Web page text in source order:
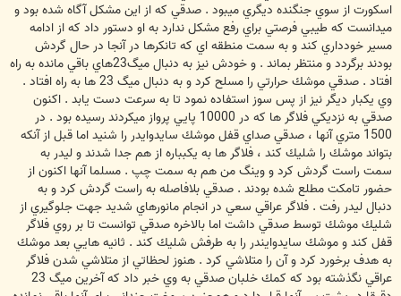
اسكورت از سوي جنگنده ديگري ميبود . صدقي كه از اين مشكل آگاه شده بود و
ميدانست كه طيبي فرصتي براي رفع مشكل ندارد به او دستور داد كه از ادامه
مسير خودداري كند و به سمت منطقه اي كه تانكرها در آنجا در حال گردش
بودند برگردد و منتظر بماند . و خودش نيز به دنبال ميگ23هاي باقي مانده به راه
افتاد . صدقي موشك حرارتي را مسلح كرد و به دنبال ميگ 23 ها به راه افتاد .
وي يكبار ديگر نيز از پس سوز استفاده نمود تا به سرعت دست يابد . اكنون
صدقي به نزديكي فلاگر ها كه در 10000 پايي پرواز ميكردند رسيده بود . در
1500 متري آنها ، صدقي صداي قفل موشك سايدوايدر را شنيد اما قبل از آنكه
بتواند موشك را شليك كند ، فلاگر ها به يكبباره از هم جدا شدند و ليدر به
سمت راست گردش كرد و وينگ من هم به سمت چپ . مسلما آنها اكنون از
حضور تامكت مطلع شده بودند . صدقي بلافاصله به راست گردش كرد و به
دنبال ليدر رفت . فلاگر عراقي سعي در انجام مانورهاي شديد جهت جلوگيري از
شليك موشك توسط صدقي داشت اما بالاخره صدقي توانست تا بر روي فلاگر
قفل كند و موشك سايدوايندر را به طرفش شليك كند . ثانيه هايي بعد موشك
به هدف برخورد كرد و آن را متلاشي كرد . هنوز لحظاتي از متلاشي شدن فلاگر
عراقي نگذشته بود كه كمك خلبان صدقي به وي خبر داد كه آخرين ميگ 23